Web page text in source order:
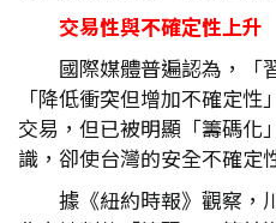
交易性與不確定性上升
國際媒體普遍認為，「
「降低衝突但增加不確定
交易，但已被明顯「籌碼化
識，卻使台灣的安全不確定
據《紐約時報》觀察，